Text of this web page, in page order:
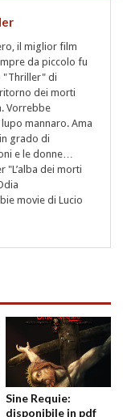
il miglior film
da piccolo fu
"Thriller" di
dei morti
Vorrebbe
mannaro. Ama
grado di
e le donne…
"L’alba dei morti
movie di Lucio
Sine Requie:
disponibile in pdf